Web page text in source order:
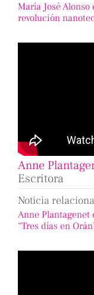
María José
revolución
Anne
Escritora
Noticia
Anne Plantagenet
“Tres días en